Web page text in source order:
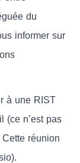
du
informer sur
à une RIST
(ce n’est pas
Cette réunion